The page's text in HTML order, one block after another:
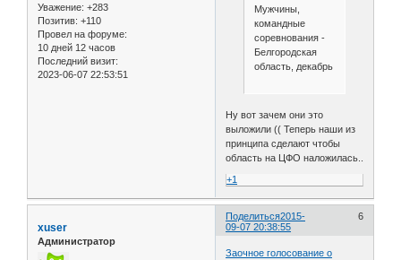
Уважение: +283
Позитив: +110
Провел на форуме:
10 дней 12 часов
Последний визит:
2023-06-07 22:53:51
Мужчины,
командные
соревнования -
Белгородская
область, декабрь
Ну вот зачем они это
выложили (( Теперь наши из
принципа сделают чтобы
область на ЦФО наложилась..
+1
Поделиться 6
2015-
09-07 20:38:55
xuser
Администратор
Заочное голосование о